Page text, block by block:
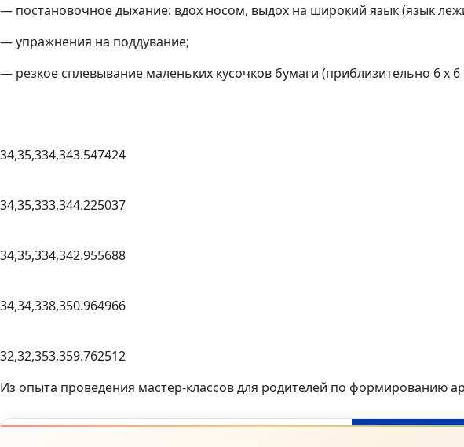
— постановочное дыхание: вдох носом, выдох на широкий язык (язык
— упражнения на поддувание;
— резкое сплевывание маленьких кусочков бумаги (приблизительно 6 х
34,35,334,343.547424
34,35,333,344.225037
34,35,334,342.955688
34,34,338,350.964966
32,32,353,359.762512
Из опыта проведения мастер-классов для родителей по формированию